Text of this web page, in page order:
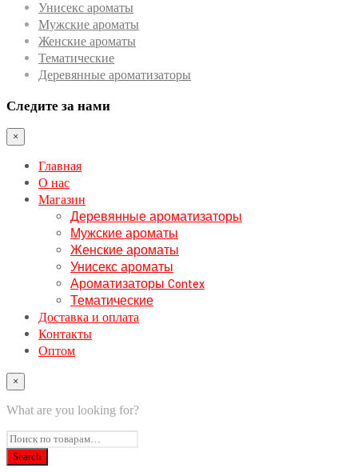
Унисекс ароматы
Мужские ароматы
Женские ароматы
Тематические
Деревянные ароматизаторы
Следите за нами
×
Главная
О нас
Магазин
Деревянные ароматизаторы
Мужские ароматы
Женские ароматы
Унисекс ароматы
Ароматизаторы Contex
Тематические
Доставка и оплата
Контакты
Оптом
×
What are you looking for?